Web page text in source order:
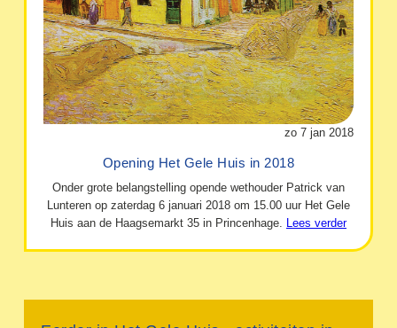
zo 7 jan 2018
Opening Het Gele Huis in 2018
Onder grote belangstelling opende wethouder Patrick van
Lunteren op zaterdag 6 januari 2018 om 15.00 uur Het Gele
Huis aan de Haagsemarkt 35 in Princenhage. Lees verder